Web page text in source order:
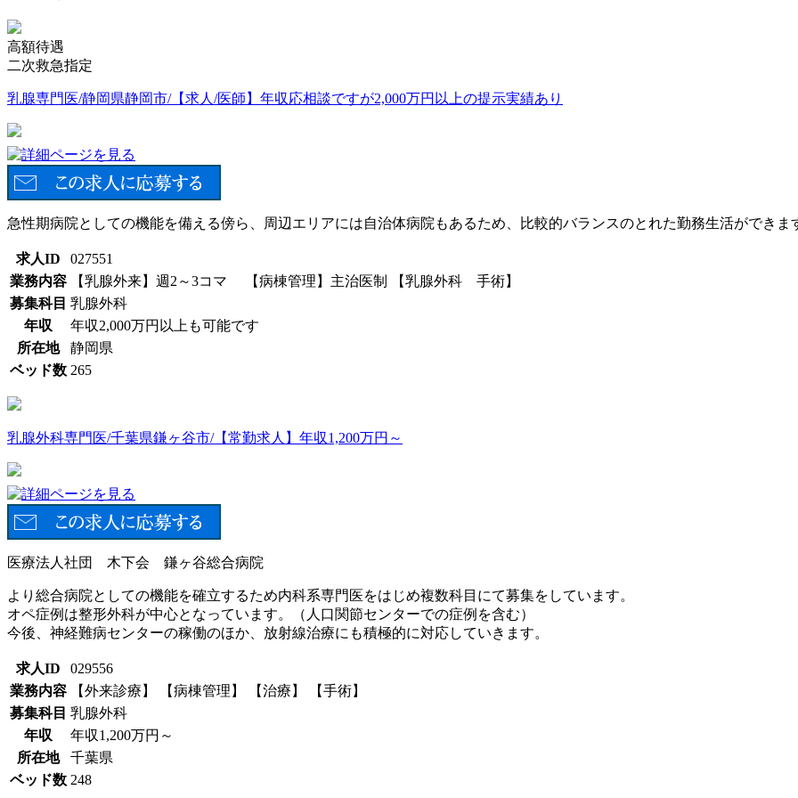
高額待遇
二次救急指定
乳腺専門医/静岡県静岡市/【求人/医師】年収応相談ですが2,000万円以上の提示実績あり
急性期病院としての機能を備える傍ら、周辺エリアには自治体病院もあるため、比較的バランスのとれた勤務生活ができま
求人ID
027551
業務内容
【乳腺外来】週2～3コマ 【病棟管理】主治医制 【乳腺外科 手術】
募集科目 乳腺外科
年収
年収2,000万円以上も可能です
所在地
静岡県
ベッド数 265
乳腺外科専門医/千葉県鎌ヶ谷市/【常勤求人】年収1,200万円～
医療法人社団 木下会 鎌ヶ谷総合病院
より総合病院としての機能を確立するため内科系専門医をはじめ複数科目にて募集をしています。
オペ症例は整形外科が中心となっています。（人口関節センターでの症例を含む）
今後、神経難病センターの稼働のほか、放射線治療にも積極的に対応していきます。
求人ID
029556
業務内容
【外来診療】 【病棟管理】 【治療】 【手術】
募集科目 乳腺外科
年収
年収1,200万円～
所在地
千葉県
ベッド数 248